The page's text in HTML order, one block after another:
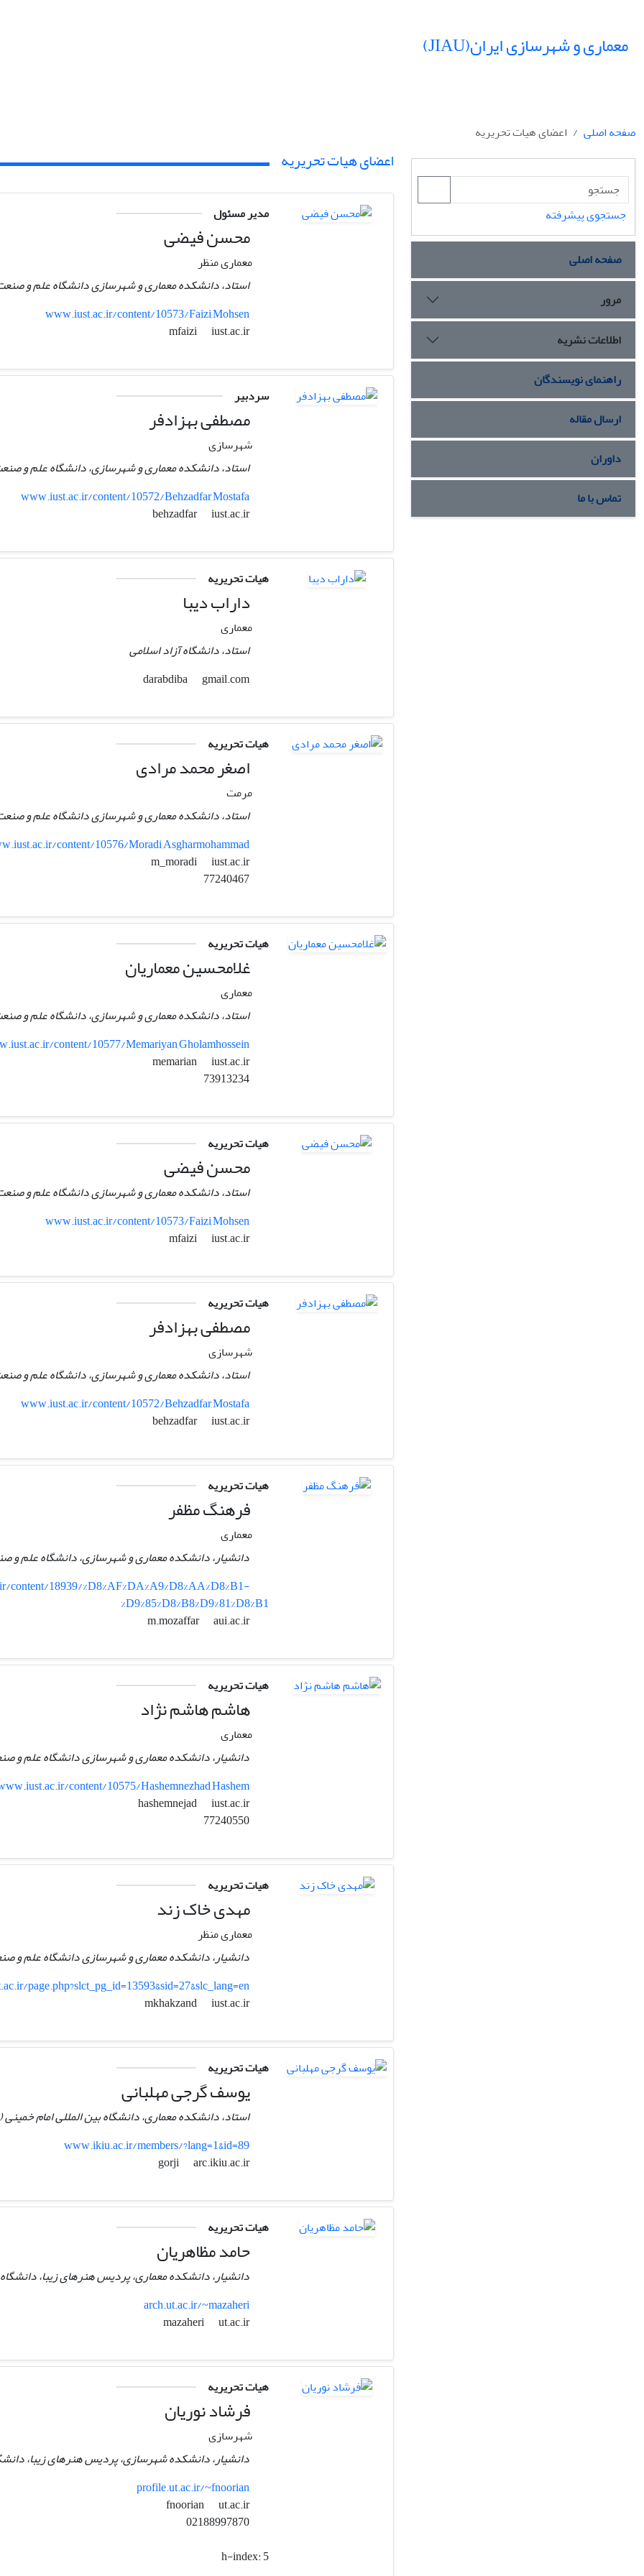
معماری و شهرسازی ایران(JIAU)
صفحه اصلی اعضای هیات تحریریه
جستجوی پیشرفته
صفحه اصلی
مرور
اطلاعات نشریه
راهنمای نویسندگان
ارسال مقاله
داوران
تماس با ما
اعضای هیات تحریریه
مدیر مسئول
محسن فیضی
معماری منظر
استاد، دانشکده معماری و شهرسازی دانشگاه علم و
www.iust.ac.ir/content/10573/Faizi,Mohsen
mfaizi
iust.ac.ir
سردبیر
مصطفی بهزادفر
شهرسازی
استاد، دانشکده معماری و شهرسازی، دانشگاه علم و
www.iust.ac.ir/content/10572/Behzadfar,Mostafa
behzadfar
iust.ac.ir
هیات تحریریه
داراب دیبا
معماری
استاد، دانشگاه آزاد اسلامی
gmail.com
هیات تحریریه
اصغر محمد مرادی
مرمت
استاد، دانشکده معماری و شهرسازی دانشگاه علم و
content/10576/Moradi,Asgharmohammad
m_moradi
iust.ac.ir
هیات تحریریه
غلامحسین معماریان
معماری
استاد، دانشکده معماری و شهرسازی، دانشگاه علم و
content/10577/Memariyan,Gholamhossein
memarian
iust.ac.ir
هیات تحریریه
محسن فیضی
استاد، دانشکده معماری و شهرسازی دانشگاه علم و
www.iust.ac.ir/content/10573/Faizi,Mohsen
mfaizi
iust.ac.ir
هیات تحریریه
مصطفی بهزادفر
شهرسازی
استاد، دانشکده معماری و شهرسازی، دانشگاه علم و
www.iust.ac.ir/content/10572/Behzadfar,Mostafa
behzadfar
iust.ac.ir
هیات تحریریه
فرهنگ مظفر
معماری
دانشیار، دانشکده معماری و شهرسازی، دانشگاه علم و
18939/%D8%AF%DA%A9%D8%AA%D8%B1-
%D9%85%D8%B8%D9%81%D8%B1
m.mozaffar
aui.ac.ir
هیات تحریریه
هاشم هاشم نژاد
معماری
دانشیار، دانشکده معماری و شهرسازی دانشگاه علم و
content/10575/Hashemnezhad,Hashem
hashemnejad
iust.ac.ir
هیات تحریریه
مهدی خاک زند
معماری منظر
دانشیار، دانشکده معماری و شهرسازی دانشگاه علم و
page.php?slct_pg_id=13593&sid=27&slc_lang=en
mkhakzand
iust.ac.ir
هیات تحریریه
یوسف گرجی مهلبانی
استاد، دانشکده معماری، دانشگاه بین المللی امام خمینی
www.ikiu.ac.ir/members/?lang=1&id=89
gorji
arc.ikiu.ac.ir
هیات تحریریه
حامد مظاهریان
دانشیار، دانشکده معماری، پردیس هنرهای زیبا،
arch.ut.ac.ir/~mazaheri
mazaheri
ut.ac.ir
هیات تحریریه
فرشاد نوریان
شهرسازی
دانشیار، دانشکده شهرسازی، پردیس هنرهای زیبا،
profile.ut.ac.ir/~fnoorian
fnoorian
ut.ac.ir
h-index:5